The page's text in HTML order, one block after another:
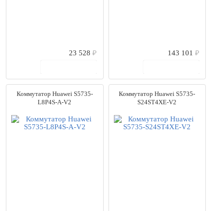
23 528₽
143 101 ₽
Коммутатор Huawei S5735-
L8P4S-A-V2
Коммутатор Huawei S5735-
S24ST4XE-V2